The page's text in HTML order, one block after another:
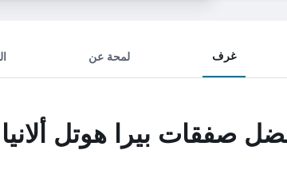
غرف لمحة عن
صفقات بيرا هوتل